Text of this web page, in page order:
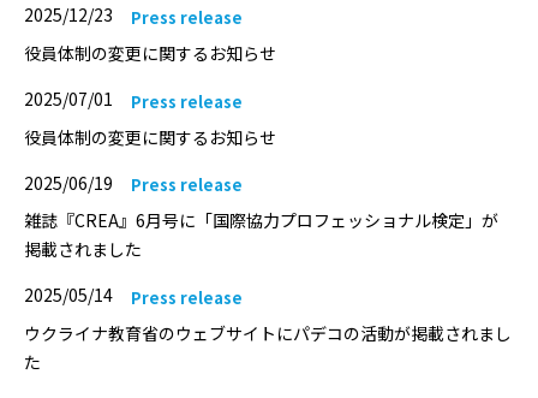
2025/12/23
Press release
役員体制の変更に関するお知らせ
2025/07/01
Press release
役員体制の変更に関するお知らせ
2025/06/19
Press release
雑誌『CREA』6月号に「国際協力プロフェッショナル検定」が
掲載されました
2025/05/14
Press release
ウクライナ教育省のウェブサイトにパデコの活動が掲載されまし
た